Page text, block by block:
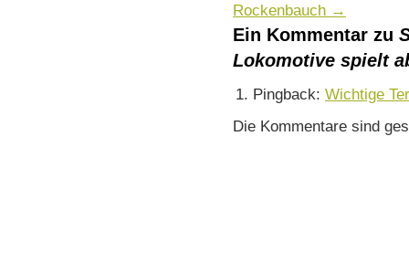
Rockenbauch →
Ein Kommentar zu
Lokomotive spielt
Pingback:Wichtige
Die Kommentare sind